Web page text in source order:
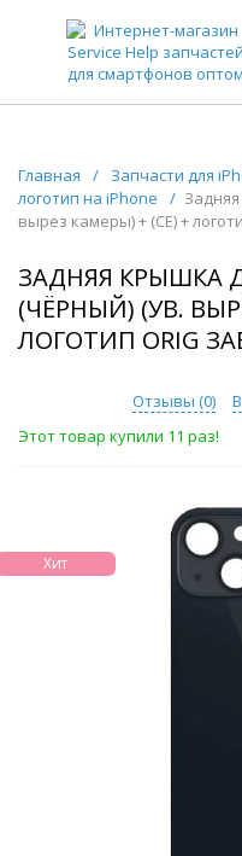
ЗАПЧАСТИ
Главная / Запчасти для
логотип на iPhone
/
вырез камеры) + (СЕ) +
ЗАДНЯЯ КРЫШКА
(ЧЁРНЫЙ) (УВ.
ЛОГОТИП ORIG
Отзывы (0)
Этот товар купили 11 раз!
Хит